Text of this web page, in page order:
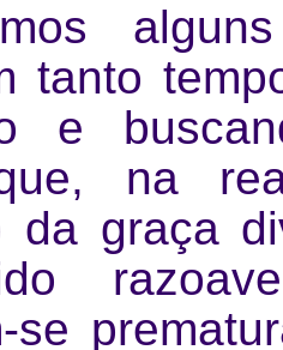
tanto
e
na
da graça
se